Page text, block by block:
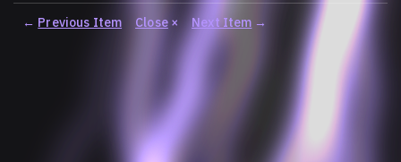
← Previous Item Close× Next Item →